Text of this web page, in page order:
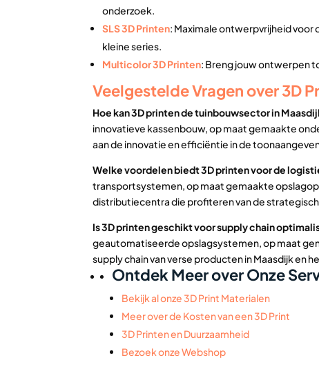
onderzoek.
SLS 3D Printen: Maximale ontwerpvrijheid
kleine series.
Multicolor 3D Printen: Breng jouw ontwerpen
Veelgestelde Vragen over 3D
Hoe kan 3D printen de tuinbouwsector in
innovatieve kassenbouw, op maat gemaakte
aan de innovatie en efficiëntie in de
Welke voordelen biedt 3D printen voor de
transportsystemen, op maat gemaakte
distributiecentra die profiteren van de
Is 3D printen geschikt voor supply chain
geautomatiseerde opslagsystemen, op maat
supply chain van verse producten in Maasdijk en
Ontdek Meer over Onze
Bekijk al onze 3D Print Materialen
Meer over de Kosten van een 3D Print
3D Printen en Duurzaamheid
Bezoek onze Webshop